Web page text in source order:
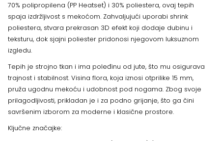
70% polipropilena (PP Heatset) i 30% poliestera, ovaj tepih
spaja izdržljivost s mekoćom. Zahvaljujući uporabi shrink
poliestera, stvara prekrasan 3D efekt koji dodaje dubinu i
teksturu, dok sjajni poliester pridonosi njegovom luksuznom
izgledu.
Tepih je strojno tkan i ima poleđinu od jute, što mu osigurava
trajnost i stabilnost. Visina flora, koja iznosi otprilike 15 mm,
pruža ugodnu mekoću i udobnost pod nogama. Zbog svoje
prilagodljivosti, prikladan je i za podno grijanje, što ga čini
savršenim izborom za moderne i klasične prostore.
Ključne značajke: